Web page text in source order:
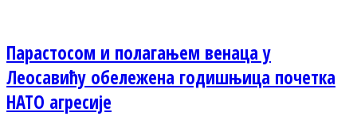
Парастосом и полагањем венаца у
Леосавићу обележена годишњица почетка
НАТО агресије